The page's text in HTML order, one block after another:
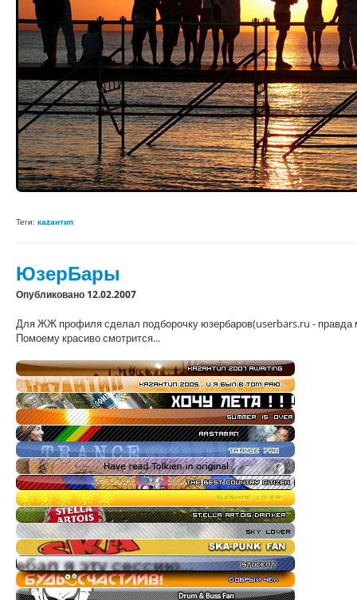
Теги: каzантип
ЮзерБары
Опубликовано 12.02.2007
Для ЖЖ профиля сделал подборочку юзербаров(userbars.ru - правда
Помоему красиво смотрится...